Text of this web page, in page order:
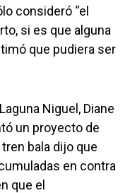
consideró “el
si es que alguna
que pudiera ser
Niguel, Diane
un proyecto de
tren bala dijo que
en contra
que el